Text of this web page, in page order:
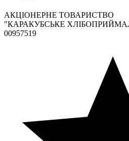
АКЦІОНЕРНЕ ТОВАРИСТВО
"КАРАКУБСЬКЕ
00957519